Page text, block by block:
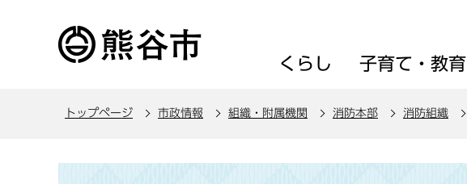
くらし 子育て・教育
トップページ 市政情報 組織・附属機関 消防本部 消防組織